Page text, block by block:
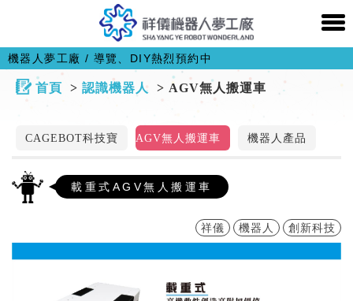
機器人夢工廠 / 導覽、DIY熱烈預約中
首頁 認識機器人 AGV無人搬運車
CAGEBOT科技寶 AGV無人搬運車 機器人產品
載重式AGV無人搬運車
祥儀 機器人 創新科技